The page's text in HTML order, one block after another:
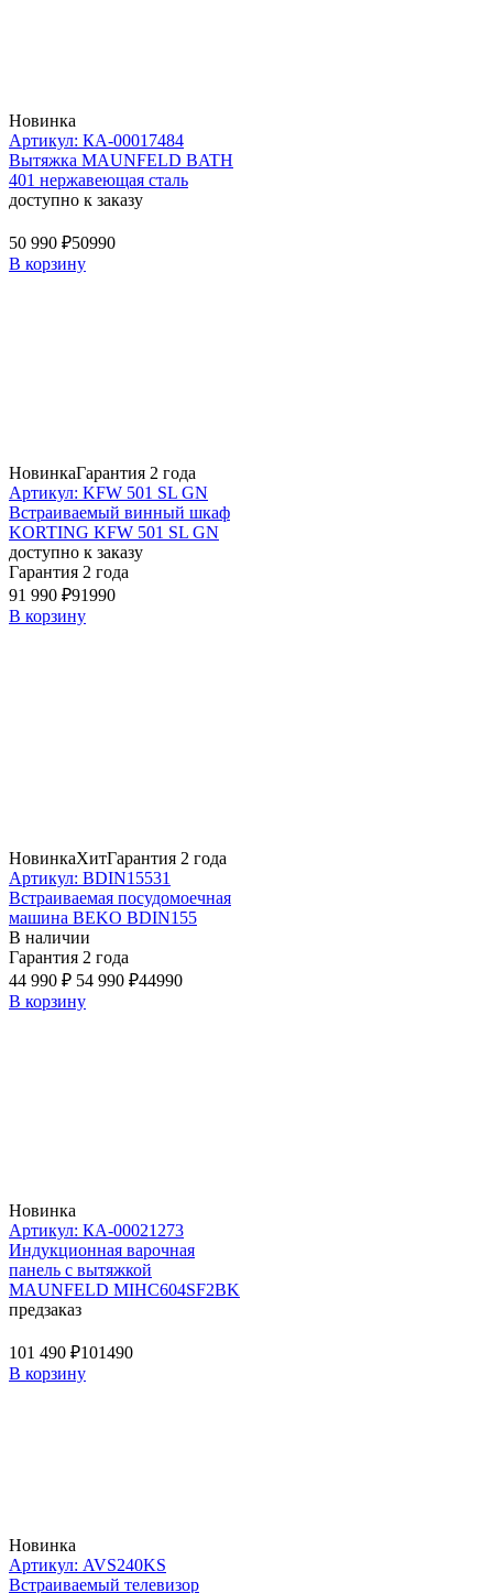
Новинка
Артикул: КА-00017484
Вытяжка MAUNFELD BATH
401 нержавеющая сталь
доступно к заказу
50 990 ₽50990
В корзину
НовинкаГарантия 2 года
Артикул: KFW 501 SL GN
Встраиваемый винный шкаф
KORTING KFW 501 SL GN
доступно к заказу
Гарантия 2 года
91 990 ₽91990
В корзину
НовинкаХитГарантия 2 года
Артикул: BDIN15531
Встраиваемая посудомоечная
машина BEKO BDIN155
В наличии
Гарантия 2 года
44 990 ₽ 54 990 ₽44990
В корзину
Новинка
Артикул: КА-00021273
Индукционная варочная
панель с вытяжкой
MAUNFELD MIHC604SF2BK
предзаказ
101 490 ₽101490
В корзину
Новинка
Артикул: AVS240KS
Встраиваемый телевизор